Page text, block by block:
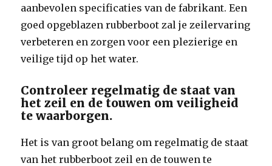
aanbevolen specificaties van de fabrikant. Een
goed opgeblazen rubberboot zal je zeilervaring
verbeteren en zorgen voor een plezierige en
veilige tijd op het water.
Controleer regelmatig de staat van
het zeil en de touwen om veiligheid
te waarborgen.
Het is van groot belang om regelmatig de staat
van het rubberboot zeil en de touwen te